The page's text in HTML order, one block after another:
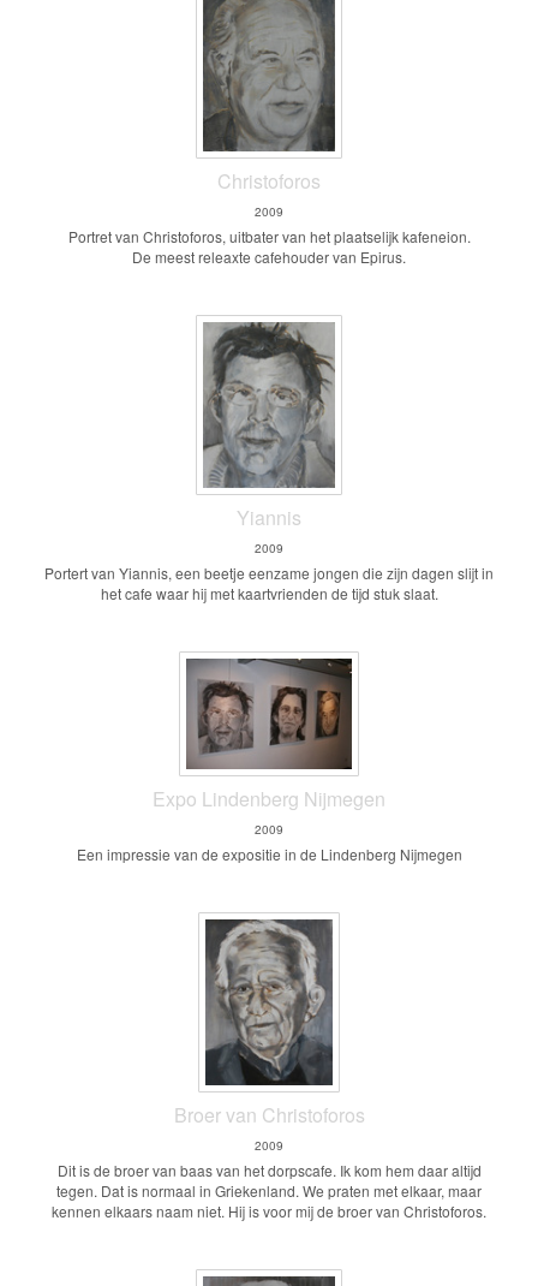
Christoforos
2009
Portret van Christoforos, uitbater van het plaatselijk kafeneion.
De meest releaxte cafehouder van Epirus.
Yiannis
2009
Portert van Yiannis, een beetje eenzame jongen die zijn dagen slijt in
het cafe waar hij met kaartvrienden de tijd stuk slaat.
Expo Lindenberg Nijmegen
2009
Een impressie van de expositie in de Lindenberg Nijmegen
Broer van Christoforos
2009
Dit is de broer van baas van het dorpscafe. Ik kom hem daar altijd
tegen. Dat is normaal in Griekenland. We praten met elkaar, maar
kennen elkaars naam niet. Hij is voor mij de broer van Christoforos.